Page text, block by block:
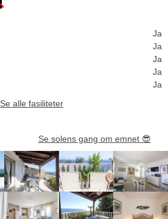
Ja
Ja
Ja
Ja
Ja
Se alle fasiliteter
Se solens gang om emnet 😎